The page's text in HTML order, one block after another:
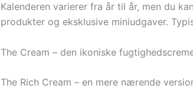
Kalenderen varierer fra år til år, men du
produkter og eksklusive miniudgaver.
The Cream – den ikoniske
The Rich Cream – en mere nærende